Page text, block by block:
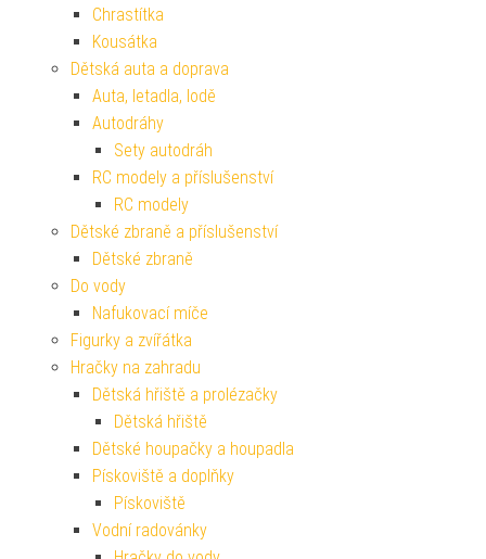
Chrastítka
Kousátka
Dětská auta a doprava
Auta, letadla, lodě
Autodráhy
Sety autodráh
RC modely a příslušenství
RC modely
Dětské zbraně a příslušenství
Dětské zbraně
Do vody
Nafukovací míče
Figurky a zvířátka
Hračky na zahradu
Dětská hřiště a prolézačky
Dětská hřiště
Dětské houpačky a houpadla
Pískoviště a doplňky
Pískoviště
Vodní radovánky